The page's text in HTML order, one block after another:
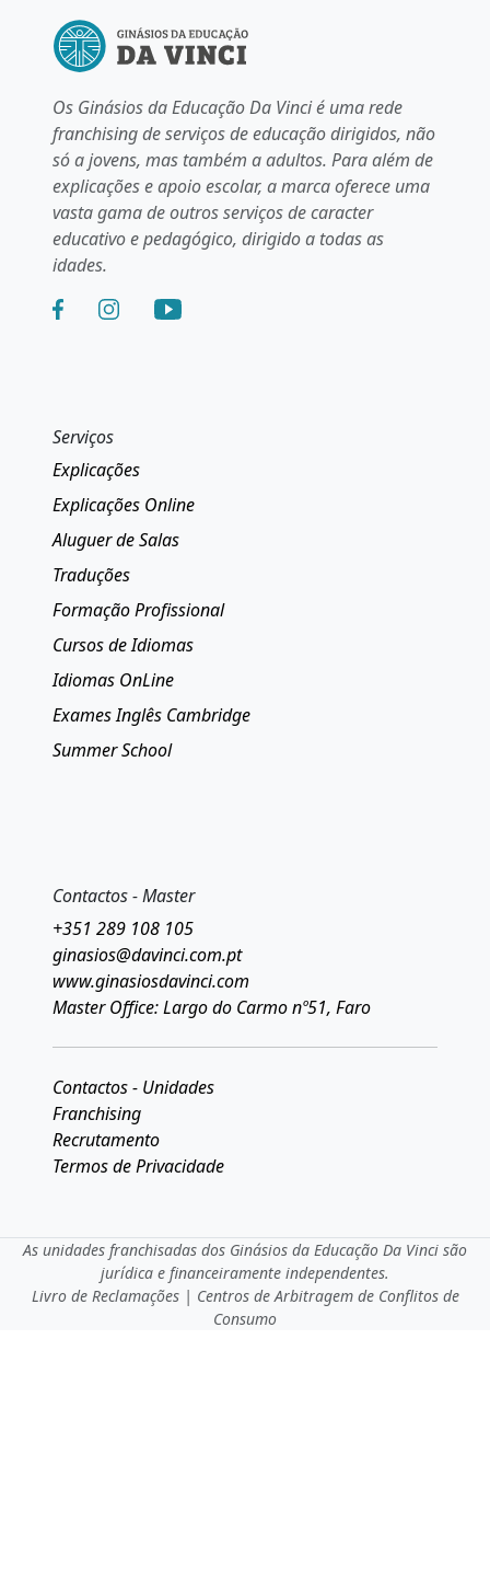
Os Ginásios da Educação Da Vinci é uma rede
franchising de serviços de educação dirigidos, não
só a jovens, mas também a adultos. Para além de
explicações e apoio escolar, a marca oferece uma
vasta gama de outros serviços de caracter
educativo e pedagógico, dirigido a todas as
idades.
Serviços
Explicações
Explicações Online
Aluguer de Salas
Traduções
Formação Profissional
Cursos de Idiomas
Idiomas OnLine
Exames Inglês Cambridge
Summer School
Contactos - Master
+351 289 108 105
ginasios@davinci.com.pt
www.ginasiosdavinci.com
Master Office: Largo do Carmo nº51, Faro
Contactos - Unidades
Franchising
Recrutamento
Termos de Privacidade
As unidades franchisadas dos Ginásios da Educação Da Vinci são
jurídica e financeiramente independentes.
Livro de Reclamações| Centros de Arbitragem de Conflitos de
Consumo